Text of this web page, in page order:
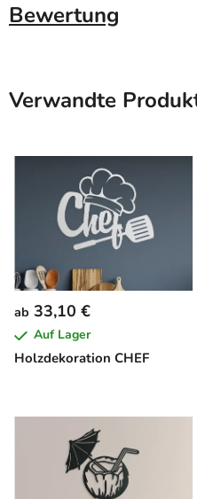
Bewertung
Verwandte
Holzdekoration CHEF
ab 33,10 €
Auf Lager